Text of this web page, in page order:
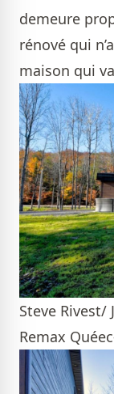
demeure
rénové qui
maison qui
Steve
Remax